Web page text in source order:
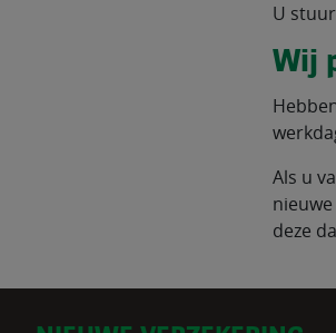
U
Wij
Als u
deze